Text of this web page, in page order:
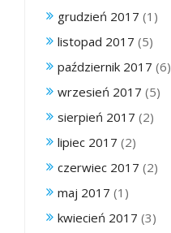
grudzień 2017 (1)
listopad 2017 (5)
październik 2017 (6)
wrzesień 2017 (5)
sierpień 2017 (2)
lipiec 2017 (2)
czerwiec 2017 (2)
maj 2017 (1)
kwiecień 2017 (3)